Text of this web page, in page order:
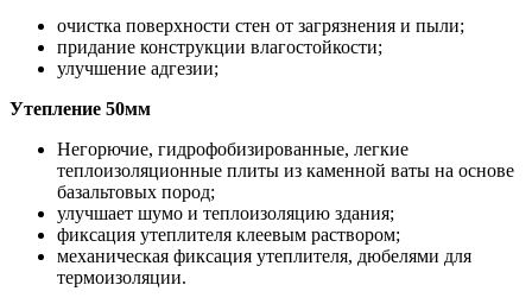
очистка поверхности стен от загрязнения и пыли;
придание конструкции влагостойкости;
улучшение адгезии;
Утепление 50мм
Негорючие, гидрофобизированные, легкие
теплоизоляционные плиты из каменной ваты на основе
базальтовых пород;
улучшает шумо и теплоизоляцию здания;
фиксация утеплителя клеевым раствором;
механическая фиксация утеплителя, дюбелями для
термоизоляции.